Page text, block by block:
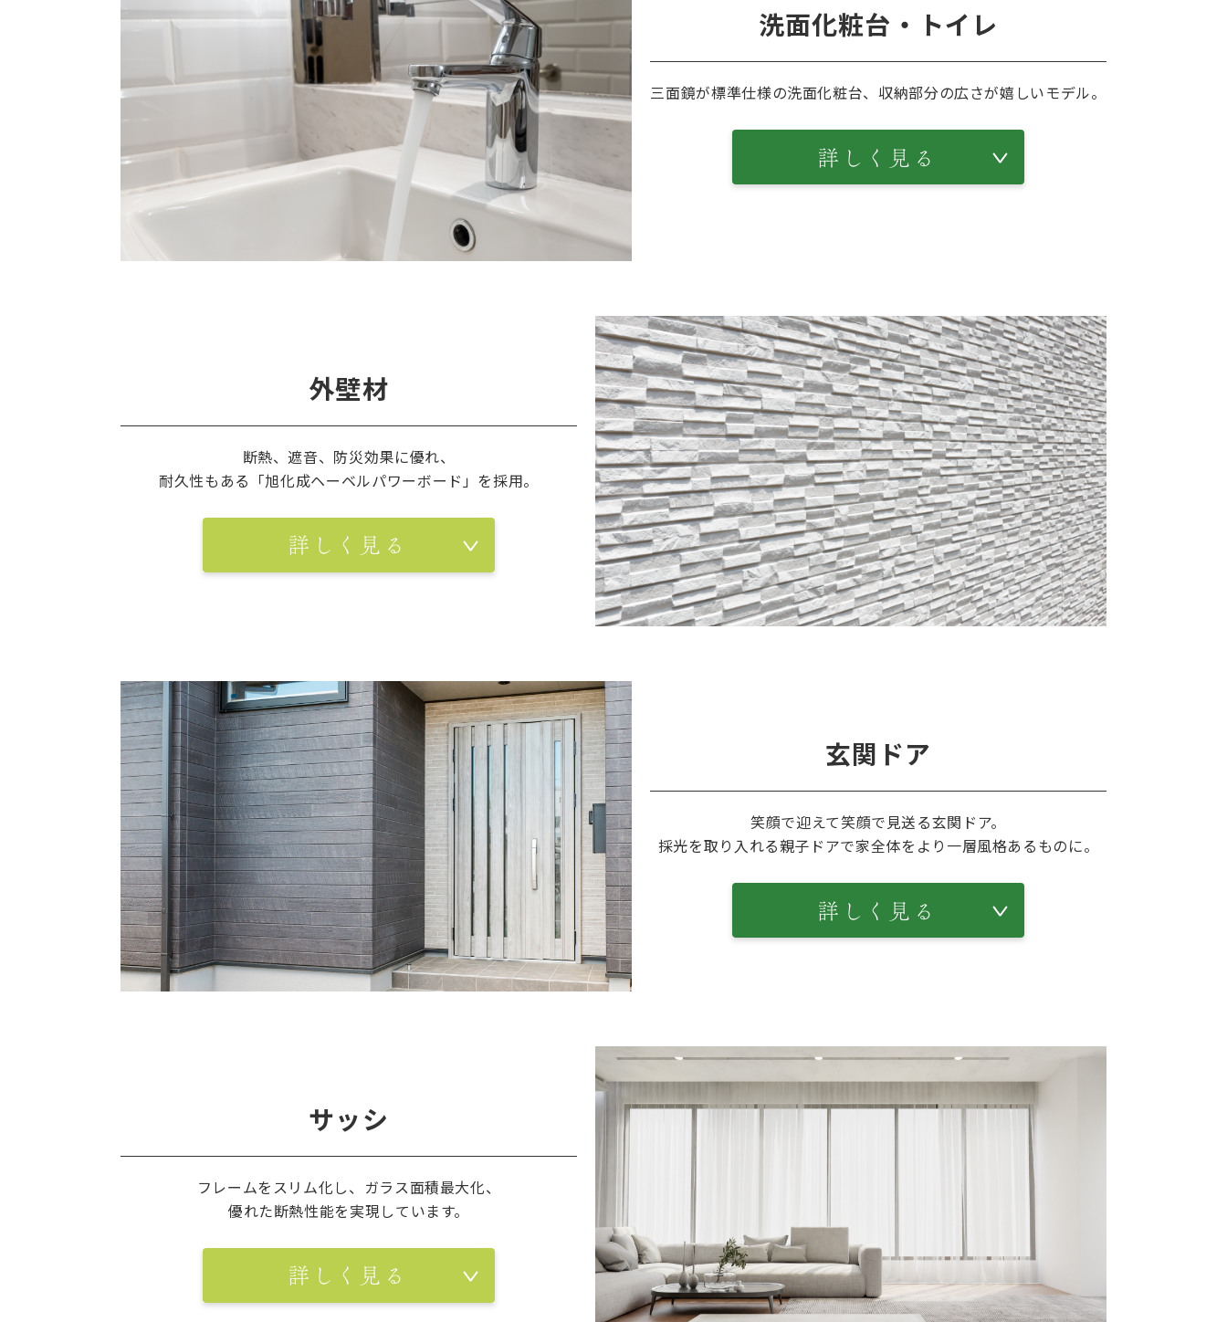
洗面化粧台・トイレ
三面鏡が標準仕様の洗面化粧台、収納部分の広さが嬉しいモデル。
外壁材
断熱、遮音、防災効果に優れ、
耐久性もある「旭化成ヘーベルパワーボード」を採用。
玄関ドア
笑顔で迎えて笑顔で見送る玄関ドア。
採光を取り入れる親子ドアで家全体をより一層風格あるものに。
サッシ
フレームをスリム化し、ガラス面積最大化、
優れた断熱性能を実現しています。